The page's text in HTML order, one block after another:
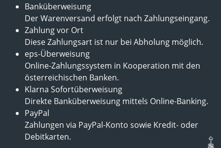
Banküberweisung
Der Warenversand erfolgt nach Zahlungseingang.
Zahlung vor Ort
Diese Zahlungsart ist nur bei Abholung möglich.
eps-Überweisung
Online-Zahlungssystem in Kooperation mit den
österreichischen Banken.
Klarna Sofortüberweisung
Direkte Banküberweisung mittels Online-Banking.
PayPal
Zahlungen via PayPal-Konto sowie Kredit- oder
Debitkarten.